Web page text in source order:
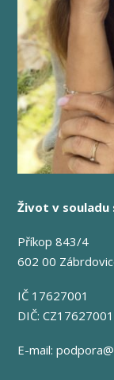
Život v souladu
Příkop 843/4
602 00
IČ 17627001
DIČ: CZ17627001
E-mail: